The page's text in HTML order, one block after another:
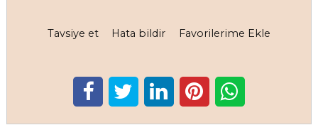
Tavsiye et Hata bildir Favorilerime Ekle